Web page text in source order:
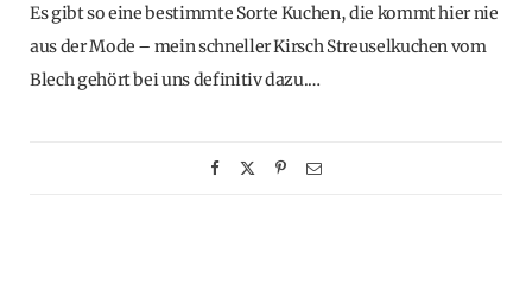
Es gibt so eine bestimmte Sorte Kuchen, die kommt hier nie
aus der Mode – mein schneller Kirsch Streuselkuchen vom
Blech gehört bei uns definitiv dazu.…